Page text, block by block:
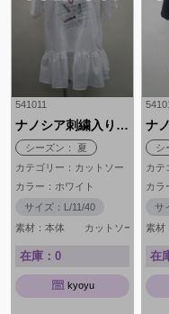
541011
ナノシア刺繍入りチュニック
シーズン： 夏
カテゴリー：カットソー
カラー：ホワイト
サイズ：L/11/40
素材：本体 カッ
在庫：0
kyoyu
シ
カテ
カラ
サ
素
在